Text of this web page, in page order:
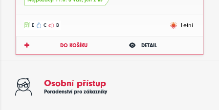
E C B Letní
DO KOŠÍKU DETAIL
Osobní přístup
Poradenství pro zákazníky